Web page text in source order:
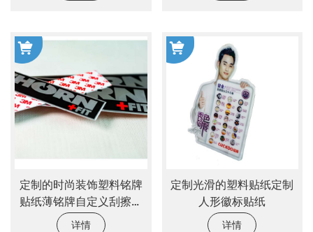
定制的时尚装饰塑料铭牌
贴纸薄铭牌自定义刮擦标
签标签贴纸
详情
定制光滑的塑料贴纸定制
人形徽标贴纸
详情